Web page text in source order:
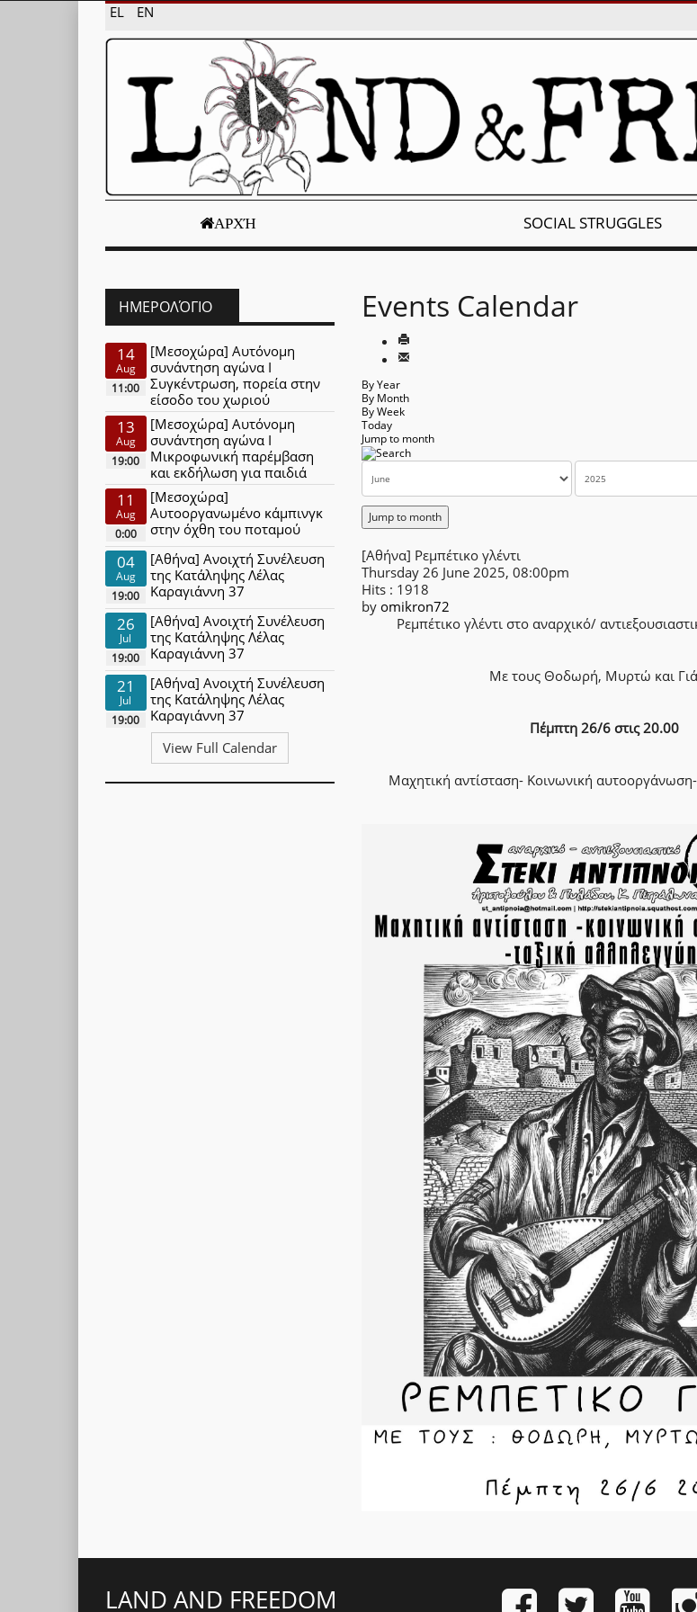
EL EN
ΑΡΧΉ SOCIAL STRUGGLES
Events Calendar
By Year
By Month
By Week
Today
Jump to month
Jump to month
[Αθήνα] Ρεμπέτικο γλέντι
Thursday 26 June 2025, 08:00pm
Hits : 1918
by omikron72
Ρεμπέτικο γλέντι στο αναρχικό/
Με τους Θοδωρή, Μυρτώ και
Πέμπτη 26/6 στις 20.00
Μαχητική αντίσταση- Κοινωνική
ΗΜΕΡΟΛΌΓΙΟ
14
Aug
11:00
[Μεσοχώρα] Αυτόνομη
συνάντηση αγώνα Ι
Συγκέντρωση, πορεία στην
είσοδο του χωριού
13
Aug
19:00
[Μεσοχώρα] Αυτόνομη
συνάντηση αγώνα Ι
Μικροφωνική παρέμβαση
και εκδήλωση για παιδιά
11
Aug
0:00
[Μεσοχώρα]
Αυτοοργανωμένο κάμπινγκ
στην όχθη του ποταμού
04
Aug
19:00
[Αθήνα] Ανοιχτή Συνέλευση
της Κατάληψης Λέλας
Καραγιάννη 37
26
Jul
19:00
[Αθήνα] Ανοιχτή Συνέλευση
της Κατάληψης Λέλας
Καραγιάννη 37
21
Jul
19:00
[Αθήνα] Ανοιχτή Συνέλευση
της Κατάληψης Λέλας
Καραγιάννη 37
View Full Calendar
LAND AND FREEDOM